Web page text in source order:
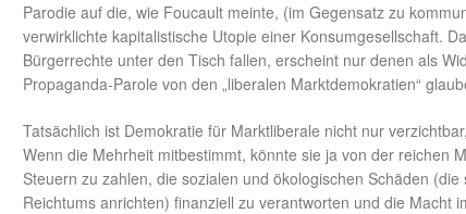
Parodie auf die, wie Foucault meinte, (im Gegensatz zu
verwirklichte kapitalistische Utopie einer Konsumgesellschaft.
Bürgerrechte unter den Tisch fallen, erscheint nur denen als
Propaganda-Parole von den „liberalen Marktdemokratien“
Tatsächlich ist Demokratie für Marktliberale nicht nur
Wenn die Mehrheit mitbestimmt, könnte sie ja von der reichen
Steuern zu zahlen, die sozialen und ökologischen Schäden
Reichtums anrichten) finanziell zu verantworten und die Macht